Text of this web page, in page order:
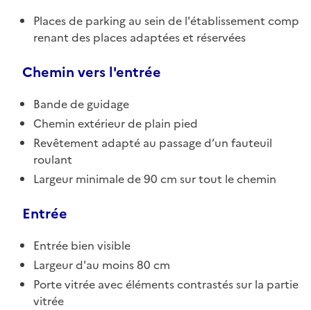
Places de parking au sein de l'établissement comp
renant des places adaptées et réservées
Chemin vers l'entrée
Bande de guidage
Chemin extérieur de plain pied
Revêtement adapté au passage d’un fauteuil
roulant
Largeur minimale de 90 cm sur tout le chemin
Entrée
Entrée bien visible
Largeur d'au moins 80 cm
Porte vitrée avec éléments contrastés sur la partie
vitrée